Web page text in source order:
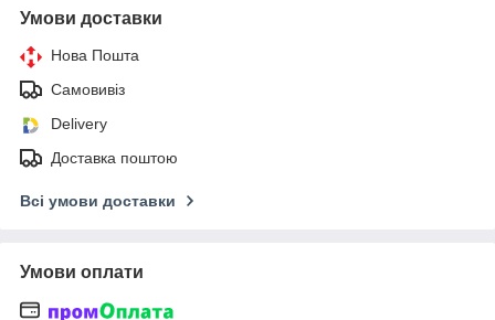
Умови доставки
Нова Пошта
Самовивіз
Delivery
Доставка поштою
Всі умови доставки
Умови оплати